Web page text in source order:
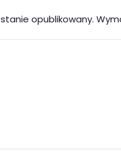
opublikowany.